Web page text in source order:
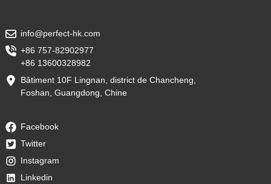
info@perfect-hk.com
+86 757-82902977
+86 13600328982
Bâtiment 10F Lingnan, district de Chancheng,
Foshan, Guangdong, Chine
Facebook
Twitter
Instagram
Linkedin